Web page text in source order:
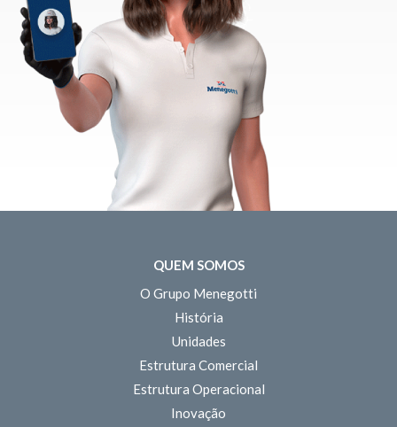
QUEM SOMOS
O Grupo Menegotti
História
Unidades
Estrutura Comercial
Estrutura Operacional
Inovação